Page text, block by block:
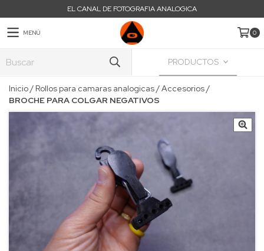
EL CANAL DE FOTOGRAFIA ANALOGICA
MENÚ 0
PRODUCTOS
Inicio/ Rollos para camaras analogicas/Accesorios/
BROCHE PARA COLGAR NEGATIVOS